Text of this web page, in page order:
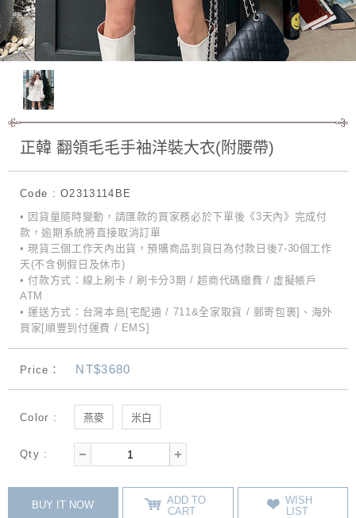
正韓 翻領毛毛手袖洋裝大衣(附腰帶)
Code : O2313114BE
• 因貨量隨時變動，請匯款的買家務必於下單後《3天內》完成付
款，逾期系統將直接取消訂單
• 現貨三個工作天內出貨，預購商品到貨日為付款日後7-30個工作
天(不含例假日及休市)
• 付款方式：線上刷卡 / 刷卡分3期 / 超商代碼繳費 / 虛擬帳戶
ATM
• 運送方式：台灣本島[宅配通 / 711&全家取貨 / 郵寄包裹]、海外
買家[順豐到付運費 / EMS]
Price： NT$3680
Color : 燕麥 米白
Qty :
BUY IT NOW
ADD TO
CART
WISH
LIST